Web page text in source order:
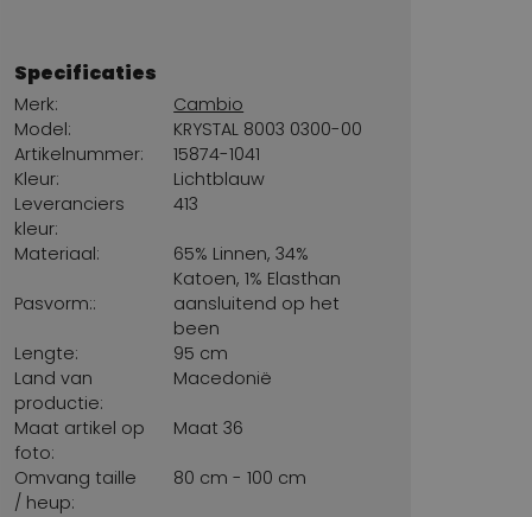
Specificaties
Merk:
Cambio
Model:
KRYSTAL 8003 0300-00
Artikelnummer:
15874-1041
Kleur:
Lichtblauw
Leveranciers
kleur:
413
Materiaal:
65% Linnen, 34%
Katoen, 1% Elasthan
Pasvorm::
aansluitend op het
been
Lengte:
95 cm
Land van
productie:
Macedonië
Maat artikel op
foto:
Maat 36
Omvang taille
/ heup:
80 cm - 100 cm